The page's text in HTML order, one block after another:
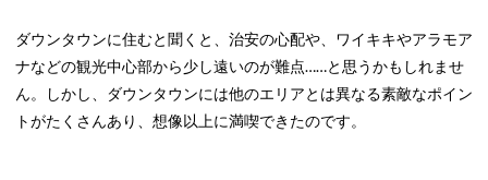
ダウンタウンに住むと聞くと、治安の心配や、ワイキキやアラモア
ナなどの観光中心部から少し遠いのが難点……と思うかもしれませ
ん。しかし、ダウンタウンには他のエリアとは異なる素敵なポイン
トがたくさんあり、想像以上に満喫できたのです。